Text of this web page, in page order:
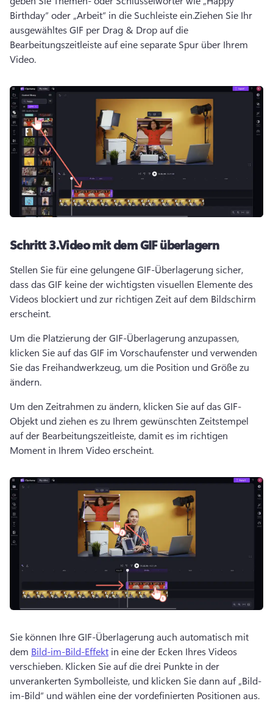
Birthday“ oder „Arbeit“ in die Suchleiste ein.Ziehen Sie Ihr
ausgewähltes GIF per Drag & Drop auf die
Bearbeitungszeitleiste auf eine separate Spur über Ihrem
Video.
Schritt 3.Video mit dem GIF überlagern
Stellen Sie für eine gelungene GIF-Überlagerung sicher,
dass das GIF keine der wichtigsten visuellen Elemente des
Videos blockiert und zur richtigen Zeit auf dem Bildschirm
erscheint.
Um die Platzierung der GIF-Überlagerung anzupassen,
klicken Sie auf das GIF im Vorschaufenster und verwenden
Sie das Freihandwerkzeug, um die Position und Größe zu
ändern.
Um den Zeitrahmen zu ändern, klicken Sie auf das GIF-
Objekt und ziehen es zu Ihrem gewünschten Zeitstempel
auf der Bearbeitungszeitleiste, damit es im richtigen
Moment in Ihrem Video erscheint.
Sie können Ihre GIF-Überlagerung auch automatisch mit
dem Bild-im-Bild-Effekt in eine der Ecken Ihres Videos
verschieben. Klicken Sie auf die drei Punkte in der
unverankerten Symbolleiste, und klicken Sie dann auf „Bild-
im-Bild“ und wählen eine der vordefinierten Positionen aus.